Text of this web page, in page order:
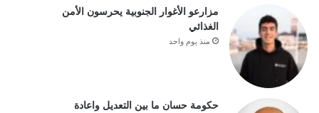
مزارعو الأغوار الجنوبية يحرسون الأمن
الغذائي
منذ يوم واحد
حكومة حسان ما بين التعديل واعادة